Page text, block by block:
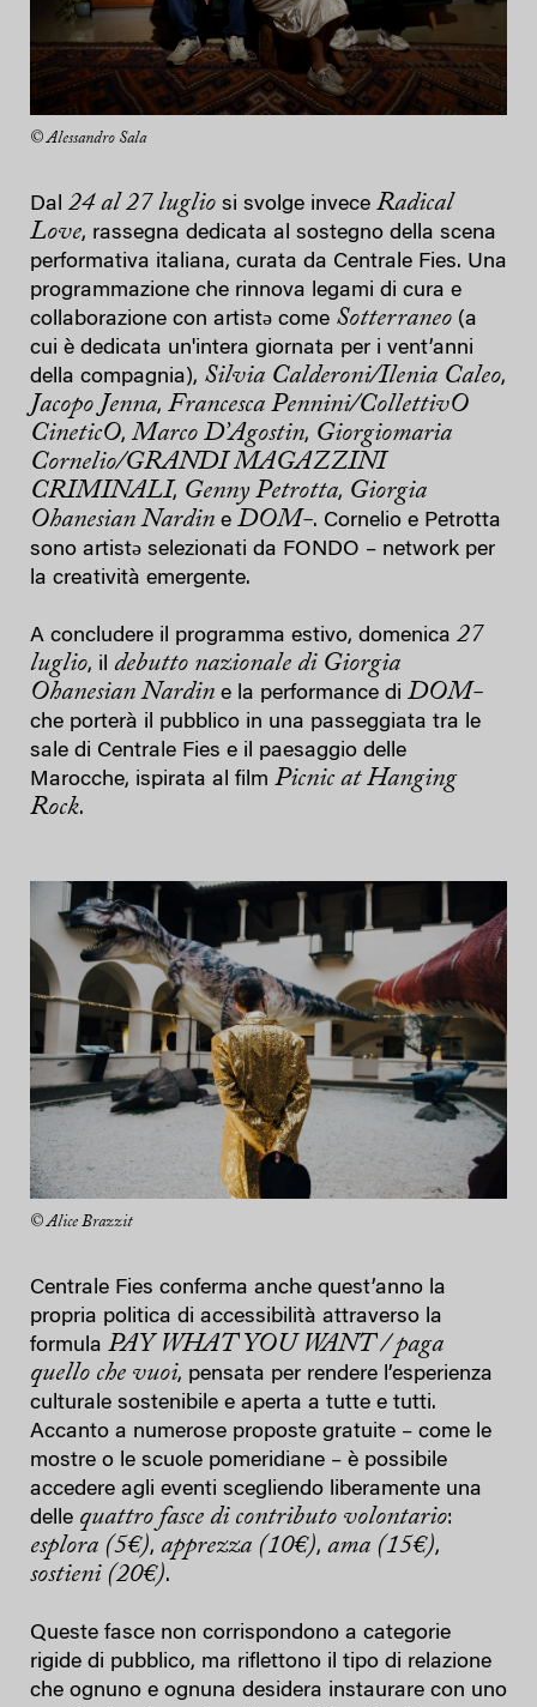
© Alessandro Sala
Dal 24 al 27 luglio si svolge invece Radical
Love, rassegna dedicata al sostegno della scena
performativa italiana, curata da Centrale Fies. Una
programmazione che rinnova legami di cura e
collaborazione con artistə come Sotterraneo (a
cui è dedicata un'intera giornata per i vent’anni
della compagnia), Silvia Calderoni/Ilenia Caleo,
Jacopo Jenna, Francesca Pennini/CollettivO
CineticO, Marco D’Agostin, Giorgiomaria
Cornelio/GRANDI MAGAZZINI
CRIMINALI, Genny Petrotta, Giorgia
Ohanesian Nardin e DOM-. Cornelio e Petrotta
sono artistə selezionati da FONDO – network per
la creatività emergente.
A concludere il programma estivo, domenica 27
luglio, il debutto nazionale di Giorgia
Ohanesian Nardin e la performance di DOM-
che porterà il pubblico in una passeggiata tra le
sale di Centrale Fies e il paesaggio delle
Marocche, ispirata al film Picnic at Hanging
Rock.
© Alice Brazzit
Centrale Fies conferma anche quest’anno la
propria politica di accessibilità attraverso la
formula PAY WHAT YOU WANT / paga
quello che vuoi, pensata per rendere l’esperienza
culturale sostenibile e aperta a tutte e tutti.
Accanto a numerose proposte gratuite – come le
mostre o le scuole pomeridiane – è possibile
accedere agli eventi scegliendo liberamente una
delle quattro fasce di contributo volontario:
esplora (5€), apprezza (10€), ama (15€),
sostieni (20€).
Queste fasce non corrispondono a categorie
rigide di pubblico, ma riflettono il tipo di relazione
che ognuno e ognuna desidera instaurare con uno